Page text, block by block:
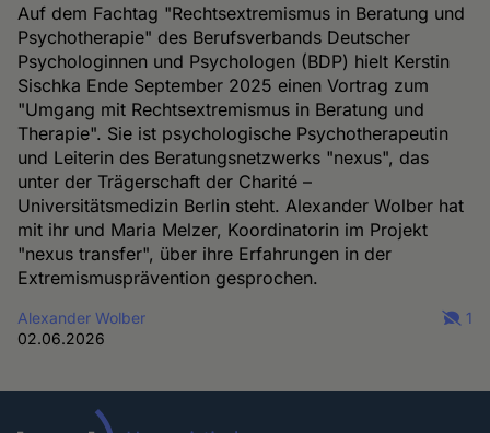
Auf dem Fachtag "Rechtsextremismus in Beratung und
Psychotherapie" des Berufsverbands Deutscher
Psychologinnen und Psychologen (BDP) hielt Kerstin
Sischka Ende September 2025 einen Vortrag zum
"Umgang mit Rechtsextremismus in Beratung und
Therapie". Sie ist psychologische Psychotherapeutin
und Leiterin des Beratungsnetzwerks "nexus", das
unter der Trägerschaft der Charité –
Universitätsmedizin Berlin steht. Alexander Wolber hat
mit ihr und Maria Melzer, Koordinatorin im Projekt
"nexus transfer", über ihre Erfahrungen in der
Extremismusprävention gesprochen.
Alexander Wolber
02.06.2026
1